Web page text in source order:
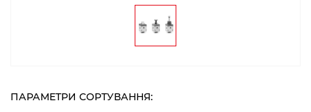
ПАРАМЕТРИ СОРТУВАННЯ: